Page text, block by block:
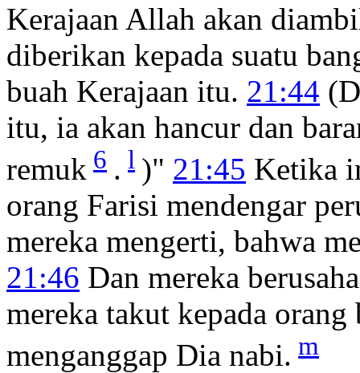
Kerajaan Allah akan
diberikan kepada suatu
buah Kerajaan itu. 21:44
itu, ia akan hancur dan
remuk 6 . l )" 21:45 Ketika
orang Farisi mendengar
mereka mengerti, bahwa
21:46 Dan mereka
mereka takut kepada
menganggap Dia nabi. m